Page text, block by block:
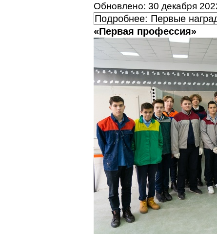
Обновлено: 30 декабря
Подробнее: Первые
«Первая профессия»